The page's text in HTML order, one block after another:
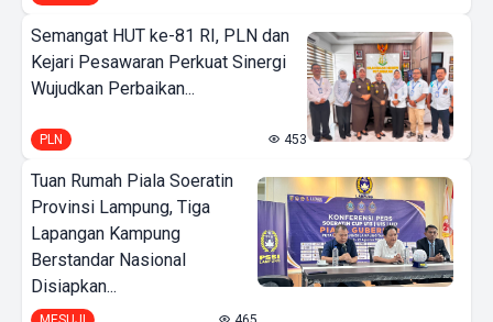
Semangat HUT ke-81 RI, PLN dan
Kejari Pesawaran Perkuat Sinergi
Wujudkan Perbaikan...
PLN 453
Tuan Rumah Piala Soeratin
Provinsi Lampung, Tiga
Lapangan Kampung
Berstandar Nasional
Disiapkan...